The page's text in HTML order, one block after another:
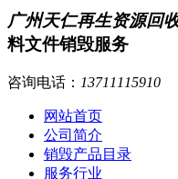
广州天仁再生资源回
料文件销毁服务
咨询电话： 13711115910
网站首页
公司简介
销毁产品目录
服务行业